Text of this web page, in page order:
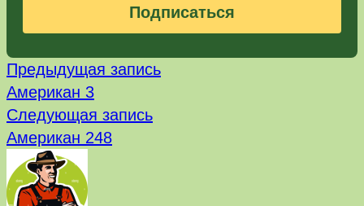
Подписаться
Навигация
по
записям
Предыдущая записьПредыдущая
Американ 3
Следующая записьСледующая
Американ 248